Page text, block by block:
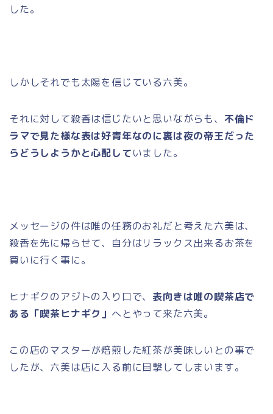
した。
しかしそれでも太陽を信じている六美。
それに対して殺香は信じたいと思いながらも、 不倫ド
ラマで見た様な表は好青年なのに裏は夜の帝王だった
らどうしようかと心配していました。
メッセージの件は唯の任務のお礼だと考えた六美は、
殺香を先に帰らせて、自分はリラックス出来るお茶を
買いに行く事に。
ヒナギクのアジトの入り口で、表向きは唯の喫茶店で
ある「喫茶ヒナギク」 へとやって来た六美。
この店のマスターが焙煎した紅茶が美味しいとの事で
したが、六美は店に入る前に目撃してしまいます。